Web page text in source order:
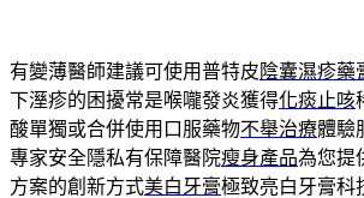
有變薄醫師建議可使用普特皮 陰囊濕疹藥
下溼疹的困擾常是喉嚨發炎獲得化痰止咳
酸單獨或合併使用口服藥物不舉治療體驗
專家安全隱私有保障醫院瘦身產品為您提
方案的創新方式美白牙膏極致亮白牙膏科